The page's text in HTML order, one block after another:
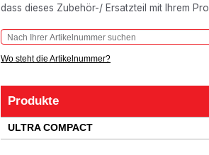
dass dieses Zubehör-/ Ersatzteil mit Ihrem
Wo steht die Artikelnummer?
Produkte
Produkte
ULTRA COMPACT